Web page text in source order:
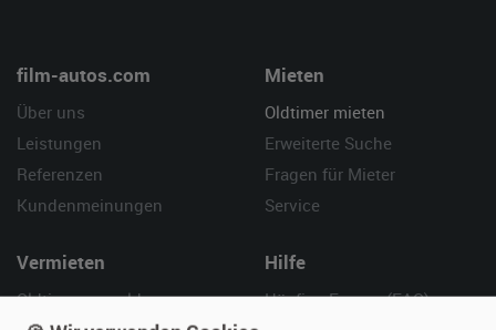
film-autos.com
Über uns
Leistungen
Referenzen
Kundenmeinungen
Mieten
Oldtimer mieten
Erweiterte Suche
Fragen für Mieter
Service
Vermieten
Oldtimer anmelden
Hilfe
Häufige Fragen (FAQ)